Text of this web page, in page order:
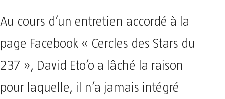
Au cours d’un entretien accordé à la
page Facebook « Cercles des Stars du
237 », David Eto’o a lâché la raison
pour laquelle, il n’a jamais intégré